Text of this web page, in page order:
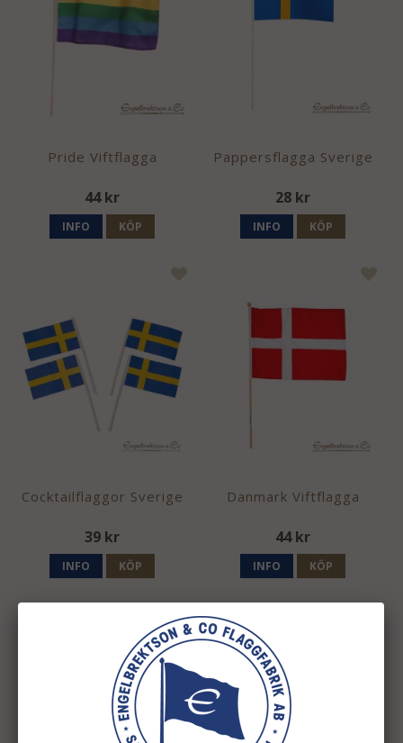
Pride Viftflagga
44 kr
INFO KÖP
Pappersflagga Sverige
28 kr
INFO KÖP
Cocktailflaggor Sverige
39 kr
INFO KÖP
Danmark Viftflagga
44 kr
INFO KÖP